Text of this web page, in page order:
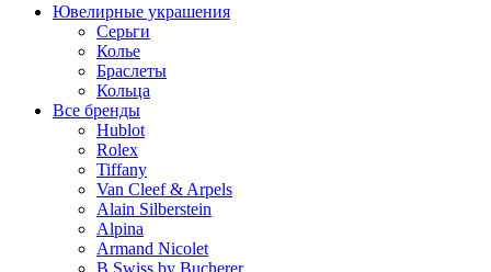
Ювелирные украшения
Серьги
Колье
Браслеты
Кольца
Все бренды
Hublot
Rolex
Tiffany
Van Cleef & Arpels
Alain Silberstein
Alpina
Armand Nicolet
B Swiss by Bucherer